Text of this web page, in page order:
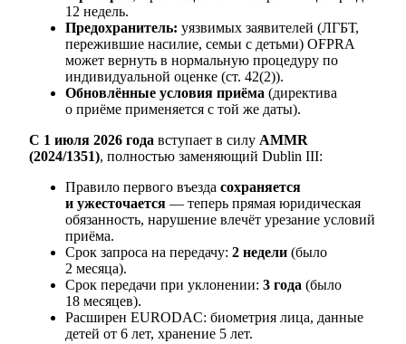
12 недель.
Предохранитель: уязвимых заявителей (ЛГБТ,
пережившие насилие, семьи с детьми) OFPRA
может вернуть в нормальную процедуру по
индивидуальной оценке (ст. 42(2)).
Обновлённые условия приёма (директива
о приёме применяется с той же даты).
С 1 июля 2026 года вступает в силу AMMR
(2024/1351), полностью заменяющий Dublin III:
Правило первого въезда сохраняется
и ужесточается — теперь прямая юридическая
обязанность, нарушение влечёт урезание условий
приёма.
Срок запроса на передачу: 2 недели (было
2 месяца).
Срок передачи при уклонении: 3 года (было
18 месяцев).
Расширен EURODAC: биометрия лица, данные
детей от 6 лет, хранение 5 лет.